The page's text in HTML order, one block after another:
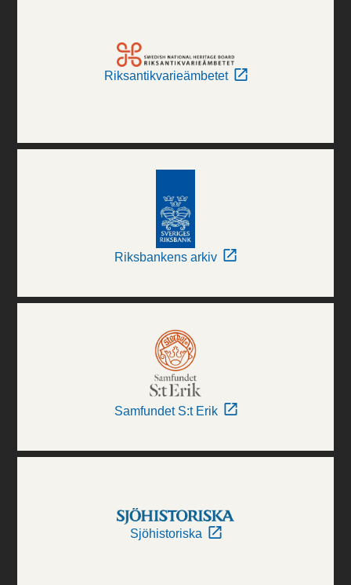
Riksantikvarieämbetet
Riksbankens arkiv
Samfundet S:t Erik
Sjöhistoriska